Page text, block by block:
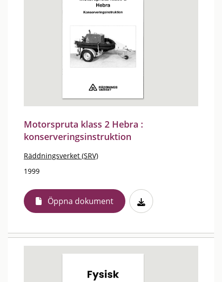
Motorspruta klass 2 Hebra :
konserveringsinstruktion
Räddningsverket (SRV)
1999
Öppna dokument